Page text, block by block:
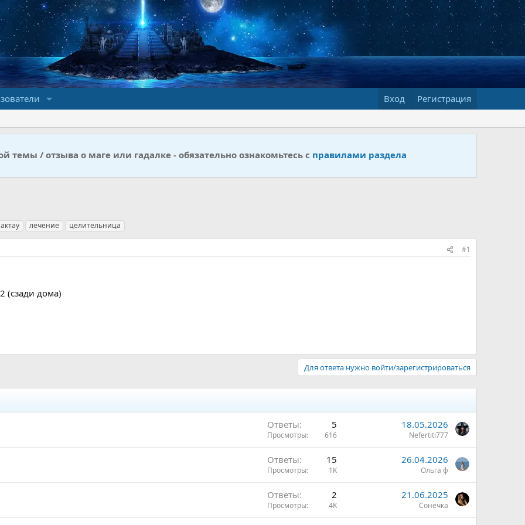
Вход Регистрация
темы / отзыва о маге или гадалке - обязательно ознакомьтесь с правилами раздела
актау лечение целительница
#1
(сзади дома)
Для ответа нужно войти/зарегистрироваться
Ответы 5
Просмотры 616
18.05.2026
Nefertiti777
Ответы 15
Просмотры 1K
26.04.2026
Ольга ф
Ответы 2
Просмотры 4K
21.06.2025
Сонечка